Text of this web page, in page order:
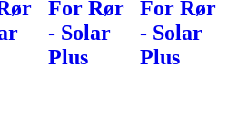
For Rør
- Solar
Plus
For Rør
- Solar
Plus